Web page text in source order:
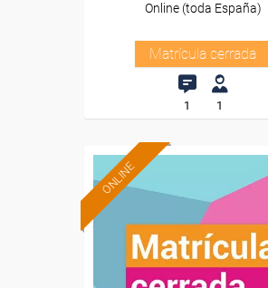
Online (toda España)
Matrícula cerrada
1 1
ONLINE